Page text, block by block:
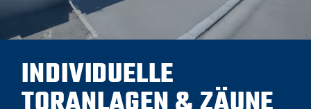
INDIVIDUELLE